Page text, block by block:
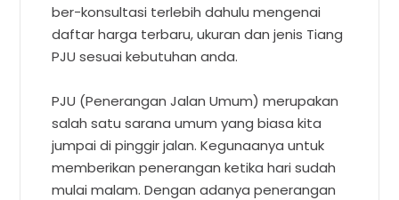
ber-konsultasi terlebih dahulu mengenai
daftar harga terbaru, ukuran dan jenis Tiang
PJU sesuai kebutuhan anda.
PJU (Penerangan Jalan Umum) merupakan
salah satu sarana umum yang biasa kita
jumpai di pinggir jalan. Kegunaanya untuk
memberikan penerangan ketika hari sudah
mulai malam. Dengan adanya penerangan